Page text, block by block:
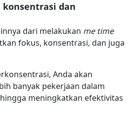
dan
dari melakukan me time
fokus, konsentrasi, dan juga
Anda akan
banyak pekerjaan dalam
meningkatkan efektivitas